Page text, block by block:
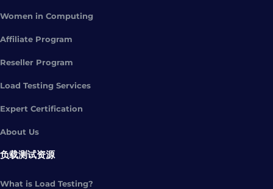
Women in Computing
Affiliate Program
Reseller Program
Load Testing Services
Expert Certification
About Us
负载测试资源
What is Load Testing?